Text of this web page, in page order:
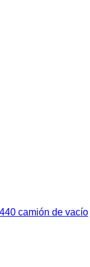
camión de vacío